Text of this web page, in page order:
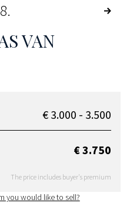
VAN
€ 3.000 - 3.500
€ 3.750
The price includes buyer's premium
you would like to sell?